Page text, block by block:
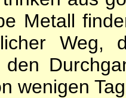
Metall
Weg,
den
wenigen